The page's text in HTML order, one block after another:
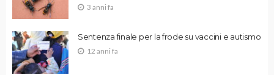
3 anni fa
Sentenza finale per la frode su vaccini e autismo
12 anni fa